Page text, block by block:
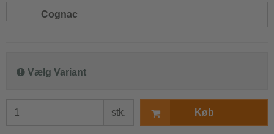
Cognac
Vælg Variant
stk. Køb